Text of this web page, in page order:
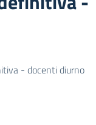
- docenti diurno